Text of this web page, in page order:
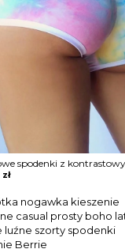
zł